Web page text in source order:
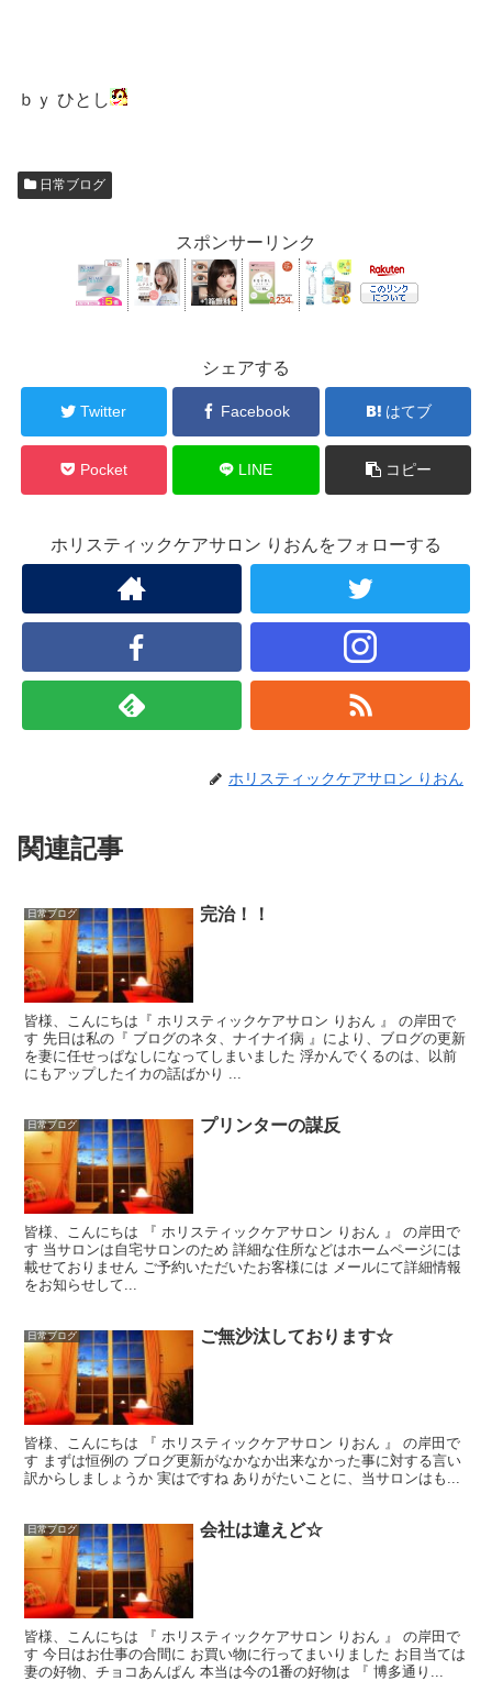
ｂｙ ひとし
日常ブログ
スポンサーリンク
シェアする
Twitter Facebook はてブ
Pocket LINE コピー
ホリスティックケアサロン りおんをフォローする
ホリスティックケアサロン りおん
関連記事
日常ブログ 完治！！
皆様、こんにちは『 ホリスティックケアサロン りおん 』 の岸田で
す 先日は私の『 ブログのネタ、ナイナイ病 』により、ブログの更新
を妻に任せっぱなしになってしまいました 浮かんでくるのは、以前
にもアップしたイカの話ばかり ...
日常ブログ プリンターの謀反
皆様、こんにちは 『 ホリスティックケアサロン りおん 』 の岸田で
す 当サロンは自宅サロンのため 詳細な住所などはホームページには
載せておりません ご予約いただいたお客様には メールにて詳細情報
をお知らせして...
日常ブログ ご無沙汰しております☆
皆様、こんにちは 『 ホリスティックケアサロン りおん 』 の岸田で
す まずは恒例の ブログ更新がなかなか出来なかった事に対する言い
訳からしましょうか 実はですね ありがたいことに、当サロンはも...
日常ブログ 会社は違えど☆
皆様、こんにちは 『 ホリスティックケアサロン りおん 』 の岸田で
す 今日はお仕事の合間に お買い物に行ってまいりました お目当ては
妻の好物、チョコあんぱん 本当は今の1番の好物は 『 博多通り...